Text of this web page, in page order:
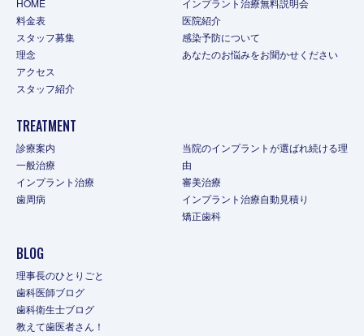
HOME
料金表
スタッフ募集
理念
アクセス
スタッフ紹介
インプラント治療無料説明会
医院紹介
感染予防について
あなたのお悩みをお聞かせください
TREATMENT
診療案内
一般治療
インプラント治療
歯周病
当院のインプラントが選ばれ続ける理
由
審美治療
インプラント治療自動見積り
矯正歯科
BLOG
理事長のひとりごと
歯科医師ブログ
歯科衛生士ブログ
教えて歯医者さん！